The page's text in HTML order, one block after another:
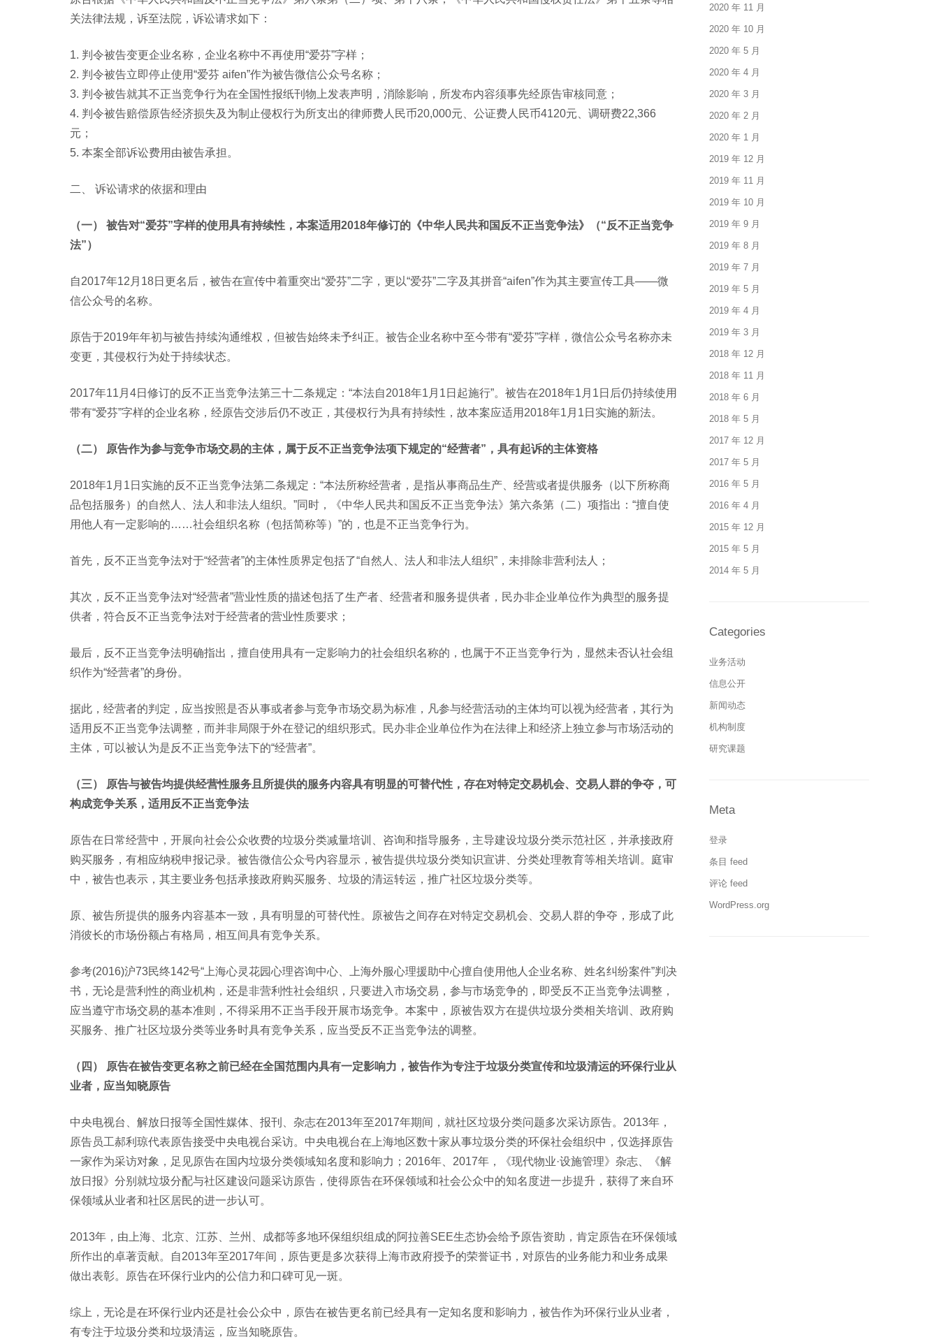
关法律法规，诉至法院，诉讼请求如下：
1. 判令被告变更企业名称，企业名称中不再使用“爱芬”字样；
2. 判令被告立即停止使用“爱芬 aifen”作为被告微信公众号名称；
3. 判令被告就其不正当竞争行为在全国性报纸刊物上发表声明，消除影响，所发布内容须事先经原告审核同意；
4. 判令被告赔偿原告经济损失及为制止侵权行为所支出的律师费人民币20,000元、公证费人民币4120元、调研费22,366
元；
5. 本案全部诉讼费用由被告承担。
二、 诉讼请求的依据和理由
（一） 被告对“爱芬”字样的使用具有持续性，本案适用2018年修订的《中华人民共和国反不正当竞争法》（“反不正当竞争
法”）
自2017年12月18日更名后，被告在宣传中着重突出“爱芬”二字，更以“爱芬”二字及其拼音“aifen”作为其主要宣传工具——微
信公众号的名称。
原告于2019年年初与被告持续沟通维权，但被告始终未予纠正。被告企业名称中至今带有“爱芬”字样，微信公众号名称亦未
变更，其侵权行为处于持续状态。
2017年11月4日修订的反不正当竞争法第三十二条规定：“本法自2018年1月1日起施行”。被告在2018年1月1日后仍持续使用
带有“爱芬”字样的企业名称，经原告交涉后仍不改正，其侵权行为具有持续性，故本案应适用2018年1月1日实施的新法。
（二） 原告作为参与竞争市场交易的主体，属于反不正当竞争法项下规定的“经营者”，具有起诉的主体资格
2018年1月1日实施的反不正当竞争法第二条规定：“本法所称经营者，是指从事商品生产、经营或者提供服务（以下所称商
品包括服务）的自然人、法人和非法人组织。”同时，《中华人民共和国反不正当竞争法》第六条第（二）项指出：“擅自使
用他人有一定影响的……社会组织名称（包括简称等）”的，也是不正当竞争行为。
首先，反不正当竞争法对于“经营者”的主体性质界定包括了“自然人、法人和非法人组织”，未排除非营利法人；
其次，反不正当竞争法对“经营者”营业性质的描述包括了生产者、经营者和服务提供者，民办非企业单位作为典型的服务提
供者，符合反不正当竞争法对于经营者的营业性质要求；
最后，反不正当竞争法明确指出，擅自使用具有一定影响力的社会组织名称的，也属于不正当竞争行为，显然未否认社会组
织作为“经营者”的身份。
据此，经营者的判定，应当按照是否从事或者参与竞争市场交易为标准，凡参与经营活动的主体均可以视为经营者，其行为
适用反不正当竞争法调整，而并非局限于外在登记的组织形式。民办非企业单位作为在法律上和经济上独立参与市场活动的
主体，可以被认为是反不正当竞争法下的“经营者”。
（三） 原告与被告均提供经营性服务且所提供的服务内容具有明显的可替代性，存在对特定交易机会、交易人群的争夺，可
构成竞争关系，适用反不正当竞争法
原告在日常经营中，开展向社会公众收费的垃圾分类减量培训、咨询和指导服务，主导建设垃圾分类示范社区，并承接政府
购买服务，有相应纳税申报记录。被告微信公众号内容显示，被告提供垃圾分类知识宣讲、分类处理教育等相关培训。庭审
中，被告也表示，其主要业务包括承接政府购买服务、垃圾的清运转运，推广社区垃圾分类等。
原、被告所提供的服务内容基本一致，具有明显的可替代性。原被告之间存在对特定交易机会、交易人群的争夺，形成了此
消彼长的市场份额占有格局，相互间具有竞争关系。
参考(2016)沪73民终142号“上海心灵花园心理咨询中心、上海外服心理援助中心擅自使用他人企业名称、姓名纠纷案件”判决
书，无论是营利性的商业机构，还是非营利性社会组织，只要进入市场交易，参与市场竞争的，即受反不正当竞争法调整，
应当遵守市场交易的基本准则，不得采用不正当手段开展市场竞争。本案中，原被告双方在提供垃圾分类相关培训、政府购
买服务、推广社区垃圾分类等业务时具有竞争关系，应当受反不正当竞争法的调整。
（四） 原告在被告变更名称之前已经在全国范围内具有一定影响力，被告作为专注于垃圾分类宣传和垃圾清运的环保行业从
业者，应当知晓原告
中央电视台、解放日报等全国性媒体、报刊、杂志在2013年至2017年期间，就社区垃圾分类问题多次采访原告。2013年，
原告员工郝利琼代表原告接受中央电视台采访。中央电视台在上海地区数十家从事垃圾分类的环保社会组织中，仅选择原告
一家作为采访对象，足见原告在国内垃圾分类领域知名度和影响力；2016年、2017年，《现代物业·设施管理》杂志、《解
放日报》分别就垃圾分配与社区建设问题采访原告，使得原告在环保领域和社会公众中的知名度进一步提升，获得了来自环
保领域从业者和社区居民的进一步认可。
2013年，由上海、北京、江苏、兰州、成都等多地环保组织组成的阿拉善SEE生态协会给予原告资助，肯定原告在环保领域
所作出的卓著贡献。自2013年至2017年间，原告更是多次获得上海市政府授予的荣誉证书，对原告的业务能力和业务成果
做出表彰。原告在环保行业内的公信力和口碑可见一斑。
综上，无论是在环保行业内还是社会公众中，原告在被告更名前已经具有一定知名度和影响力，被告作为环保行业从业者，
有专注于垃圾分类和垃圾清运，应当知晓原告。
2020 年 11 月
2020 年 10 月
2020 年 5 月
2020 年 4 月
2020 年 3 月
2020 年 2 月
2020 年 1 月
2019 年 12 月
2019 年 11 月
2019 年 10 月
2019 年 9 月
2019 年 8 月
2019 年 7 月
2019 年 5 月
2019 年 4 月
2019 年 3 月
2018 年 12 月
2018 年 11 月
2018 年 6 月
2018 年 5 月
2017 年 12 月
2017 年 5 月
2016 年 5 月
2016 年 4 月
2015 年 12 月
2015 年 5 月
2014 年 5 月
Categories
业务活动
信息公开
新闻动态
机构制度
研究课题
Meta
登录
条目 feed
评论 feed
WordPress.org